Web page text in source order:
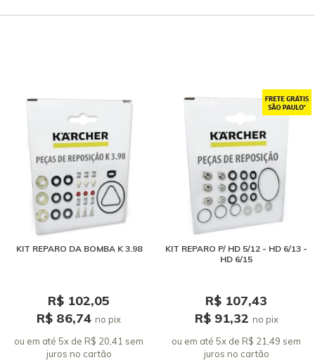
KIT REPARO DA BOMBA K 3.98
R$ 102,05
R$ 86,74 no pix
ou em até 5x de R$ 20,41 sem
juros no cartão
KIT REPARO P/ HD 5/12 - HD 6/13 -
HD 6/15
R$ 107,43
R$ 91,32 no pix
ou em até 5x de R$ 21,49 sem
juros no cartão